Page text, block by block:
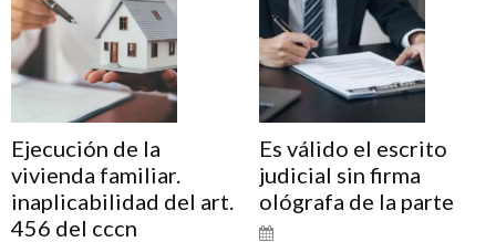
Ejecución de la
vivienda familiar.
inaplicabilidad del art.
456 del cccn
Es válido el escrito
judicial sin firma
ológrafa de la parte